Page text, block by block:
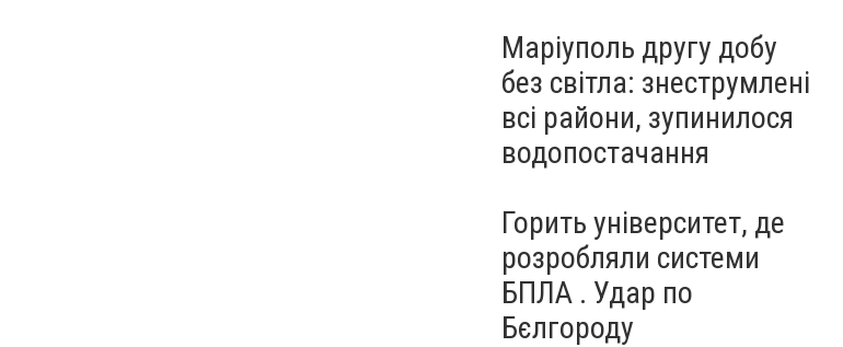
Маріуполь другу добу
без світла: знеструмлені
всі райони, зупинилося
водопостачання
Горить університет, де
розробляли системи
БПЛА . Удар по
Бєлгороду